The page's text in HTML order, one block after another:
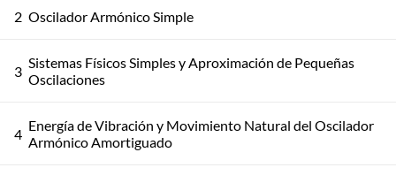
2 Oscilador Armónico Simple
3 Sistemas Físicos Simples y Aproximación de Pequeñas
Oscilaciones
4 Energía de Vibración y Movimiento Natural del Oscilador
Armónico Amortiguado